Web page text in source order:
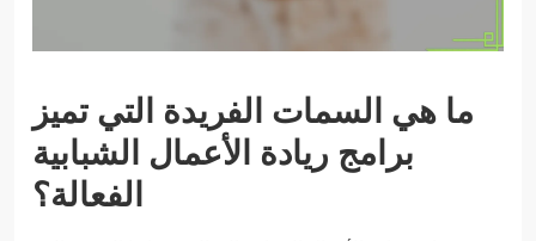
ما هي السمات الفريدة التي تميز
برامج ريادة الأعمال الشبابية
الفعالة؟